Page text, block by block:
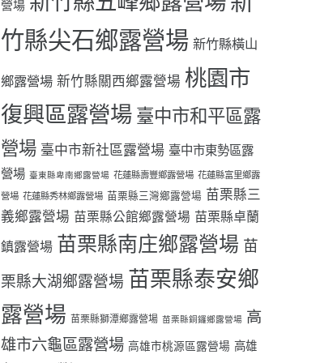
營場
竹縣尖石鄉露營場 新竹縣橫山
鄉露營場 新竹縣關西鄉露營場 桃園市
復興區露營場 臺中市和平區露
營場 臺中市新社區露營場 臺中市東勢區露
營場 臺東縣卑南鄉露營場 花蓮縣壽豐鄉露營場 花蓮縣富里鄉露
營場 花蓮縣秀林鄉露營場 苗栗縣三灣鄉露營場 苗栗縣三
義鄉露營場 苗栗縣公館鄉露營場 苗栗縣卓蘭
鎮露營場 苗栗縣南庄鄉露營場 苗
栗縣大湖鄉露營場 苗栗縣泰安鄉
露營場 苗栗縣獅潭鄉露營場 苗栗縣銅鑼鄉露營場 高
雄市六龜區露營場 高雄市桃源區露營場 高雄